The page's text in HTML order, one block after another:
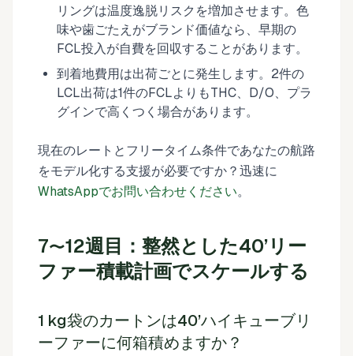
リングは温度逸脱リスクを増加させます。色
味や歯ごたえがブランド価値なら、早期の
FCL投入が自費を回収することがあります。
到着地費用は出荷ごとに発生します。2件の
LCL出荷は1件のFCLよりもTHC、D/O、プラ
グインで高くつく場合があります。
現在のレートとフリータイム条件であなたの航路
をモデル化する支援が必要ですか？迅速に
WhatsAppでお問い合わせください。
7〜12週目：整然とした40’リー
ファー積載計画でスケールする
1 kg袋のカートンは40’ハイキューブリ
ーファーに何箱積めますか？